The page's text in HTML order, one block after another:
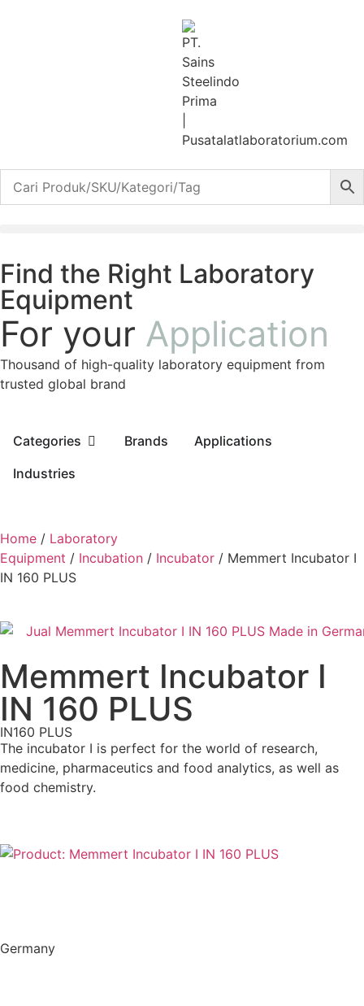
Find the Right Laboratory
Equipment
For your Application
Thousand of high-quality laboratory equipment from
trusted global brand
Categories Brands
Applications
Industries
Home / Laboratory
Equipment / Incubation / Incubator / Memmert Incubator I
IN 160 PLUS
Memmert Incubator I
IN 160 PLUS
IN160 PLUS
The incubator I is perfect for the world of research,
medicine, pharmaceutics and food analytics, as well as
food chemistry.
Germany